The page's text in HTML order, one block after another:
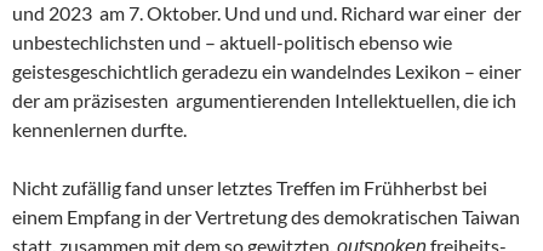
und 2023 am 7. Oktober. Und und und. Richard war einer der
unbestechlichsten und – aktuell-politisch ebenso wie
geistesgeschichtlich geradezu ein wandelndes Lexikon – einer
der am präzisesten argumentierenden Intellektuellen, die ich
kennenlernen durfte.
Nicht zufällig fand unser letztes Treffen im Frühherbst bei
einem Empfang in der Vertretung des demokratischen Taiwan
statt, zusammen mit dem so gewitzten,
freiheits-